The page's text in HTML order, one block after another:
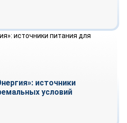
источники
условий